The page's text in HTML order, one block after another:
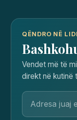
QËNDRO NË
Vendet më të
direkt në kutinë